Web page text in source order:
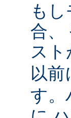
も
合、
スト
以前
す。